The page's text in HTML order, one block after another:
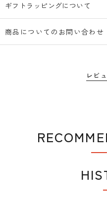
ギフトラッピングについて
商品についてのお問い合わせ
レビ